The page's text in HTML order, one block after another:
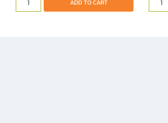
ADD TO CART